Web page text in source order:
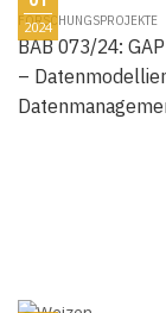
2024
FORSCHUNGSPROJEKTE
BAB 073/24:
–